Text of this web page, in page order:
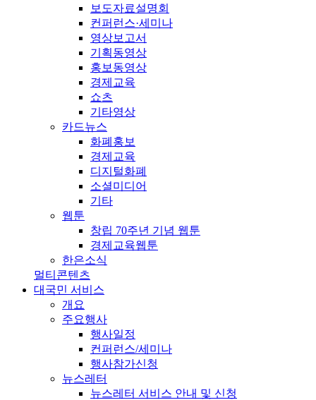
보도자료설명회
컨퍼런스·세미나
영상보고서
기획동영상
홍보동영상
경제교육
쇼츠
기타영상
카드뉴스
화폐홍보
경제교육
디지털화폐
소셜미디어
기타
웹툰
창립 70주년 기념 웹툰
경제교육웹툰
한은소식
멀티콘텐츠
대국민 서비스
개요
주요행사
행사일정
컨퍼런스/세미나
행사참가신청
뉴스레터
뉴스레터 서비스 안내 및 신청